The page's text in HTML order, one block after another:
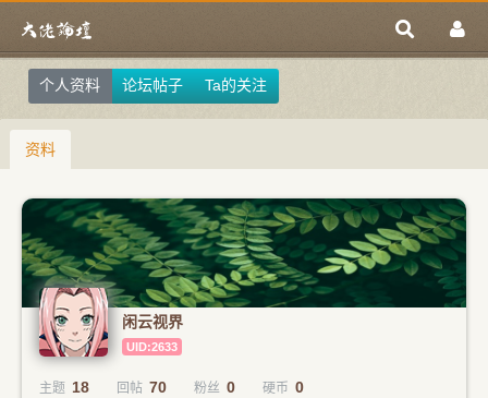
个人资料 论坛帖子 Ta的关注
资料
闲云视界
UID:2633
主题 18 回帖 70 粉丝 0 硬币 0